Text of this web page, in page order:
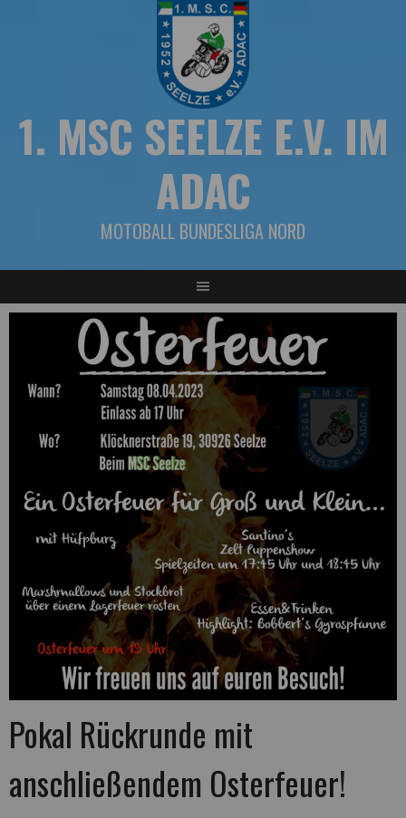
1. MSC SEELZE E.V. IM
ADAC
MOTOBALL BUNDESLIGA NORD
Pokal Rückrunde mit
anschließendem Osterfeuer!